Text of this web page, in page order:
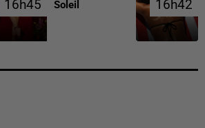
16h45
16h45 Soleil 16h42
16h42